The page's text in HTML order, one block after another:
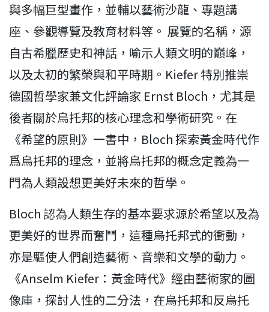
與多幅巨型畫作，並輔以藝術沙龍、專題講
座、參觀導覽及教育材料等。 展覽的名稱，源
自古希臘歷史和神話，喻示人類文明的巔峰，
以及太初的繁榮與和平時期。Kiefer 特別推崇
德國哲學家兼文化評論家 Ernst Bloch，尤其是
後者關於烏托邦的核心理念和學術研究。在
《希望的原則》一書中，Bloch 探索黃金時代作
爲烏托邦的理念，並將烏托邦的概念定義為一
門為人類設想更美好未來的哲學。
Bloch 認為人類生存的基本要求源於希望以及為
更美好的世界而奮鬥，這種烏托邦式的衝動，
亦是驅使人們創造藝術、音樂和文學的動力。
《Anselm Kiefer：黃金時代》經由藝術家的圖
像庫，探討人性的二分法，在烏托邦和反烏托